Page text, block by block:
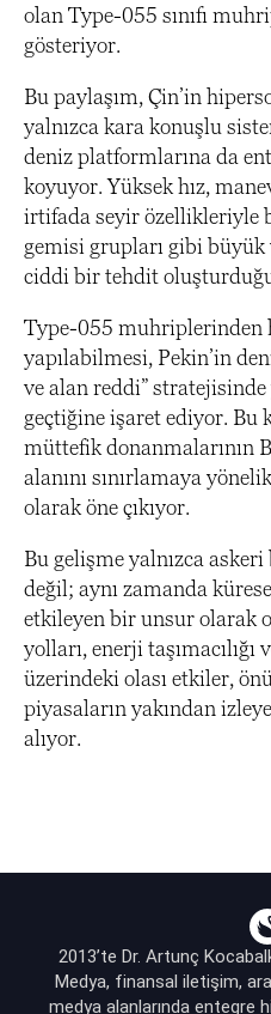
olan Type-055 sınıfı
gösteriyor.
Bu paylaşım, Çin’in
yalnızca kara konuşlu
deniz platformlarına da
koyuyor. Yüksek hız,
irtifada seyir özellikleriyle
gemisi grupları gibi büyük
ciddi bir tehdit
Type-055 muhriplerinden
yapılabilmesi, Pekin’in
ve alan reddi”
geçtiğine işaret ediyor. Bu
müttefik donanmalarının
alanını sınırlamaya
olarak öne çıkıyor.
Bu gelişme yalnızca
değil; aynı zamanda
etkileyen bir unsur olarak
yolları, enerji
üzerindeki olası etkiler,
piyasaların yakından
alıyor.
2013’te Dr. Artunç
Medya, finansal iletişim,
medya alanlarında entegre